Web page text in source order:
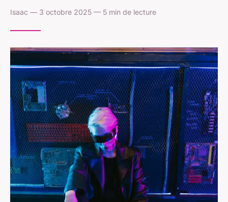
Isaac — 3 octobre 2025 — 5 min de lecture